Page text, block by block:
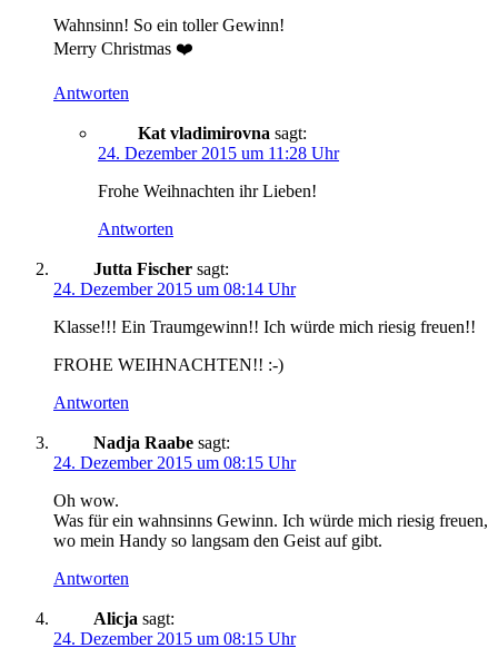
Wahnsinn! So ein toller Gewinn!
Merry Christmas ❤️
Antworten
Kat vladimirovna sagt:
24. Dezember 2015 um 11:28 Uhr
Frohe Weihnachten ihr Lieben!
Antworten
Jutta Fischer sagt:
24. Dezember 2015 um 08:14 Uhr
Klasse!!! Ein Traumgewinn!! Ich würde mich riesig freuen!!
FROHE WEIHNACHTEN!! :-)
Antworten
Nadja Raabe sagt:
24. Dezember 2015 um 08:15 Uhr
Oh wow.
Was für ein wahnsinns Gewinn. Ich würde mich riesig freuen,
wo mein Handy so langsam den Geist auf gibt.
Antworten
Alicja sagt:
24. Dezember 2015 um 08:15 Uhr